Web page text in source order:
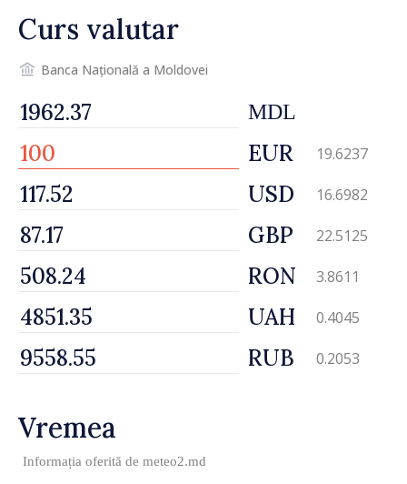
Curs valutar
Banca Națională a Moldovei
MDL
EUR 19.6237
USD 16.6982
GBP 22.5125
RON 3.8611
UAH 0.4045
RUB 0.2053
Vremea
Informația oferită de meteo2.md